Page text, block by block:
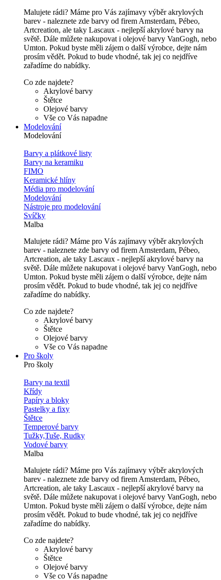
Malujete rádi? Máme pro Vás zajímavy výběr akrylových
barev - naleznete zde barvy od firem Amsterdam, Pébeo,
Artcreation, ale taky Lascaux - nejlepší akrylové barvy na
světě. Dále můžete nakupovat i olejové barvy VanGogh, nebo
Umton. Pokud byste měli zájem o další výrobce, dejte nám
prosím vědět. Pokud to bude vhodné, tak jej co nejdříve
zařadíme do nabídky.
Co zde najdete?
Akrylové barvy
Štětce
Olejové barvy
Vše co Vás napadne
Modelování
Modelování
Barvy a plátkové listy
Barvy na keramiku
FIMO
Keramické hlíny
Média pro modelování
Modelování
Nástroje pro modelování
Svíčky
Malba
Malujete rádi? Máme pro Vás zajímavy výběr akrylových
barev - naleznete zde barvy od firem Amsterdam, Pébeo,
Artcreation, ale taky Lascaux - nejlepší akrylové barvy na
světě. Dále můžete nakupovat i olejové barvy VanGogh, nebo
Umton. Pokud byste měli zájem o další výrobce, dejte nám
prosím vědět. Pokud to bude vhodné, tak jej co nejdříve
zařadíme do nabídky.
Co zde najdete?
Akrylové barvy
Štětce
Olejové barvy
Vše co Vás napadne
Pro školy
Pro školy
Barvy na textil
Křídy
Papíry a bloky
Pastelky a fixy
Štětce
Temperové barvy
Tužky,Tuše, Rudky
Vodové barvy
Malba
Malujete rádi? Máme pro Vás zajímavy výběr akrylových
barev - naleznete zde barvy od firem Amsterdam, Pébeo,
Artcreation, ale taky Lascaux - nejlepší akrylové barvy na
světě. Dále můžete nakupovat i olejové barvy VanGogh, nebo
Umton. Pokud byste měli zájem o další výrobce, dejte nám
prosím vědět. Pokud to bude vhodné, tak jej co nejdříve
zařadíme do nabídky.
Co zde najdete?
Akrylové barvy
Štětce
Olejové barvy
Vše co Vás napadne